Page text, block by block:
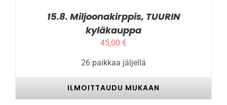
SIVULLA.
15.8. Miljoonakirppis, TUURIN
kyläkauppa
45,00 €
26 paikkaa jäljellä
ILMOITTAUDU MUKAAN